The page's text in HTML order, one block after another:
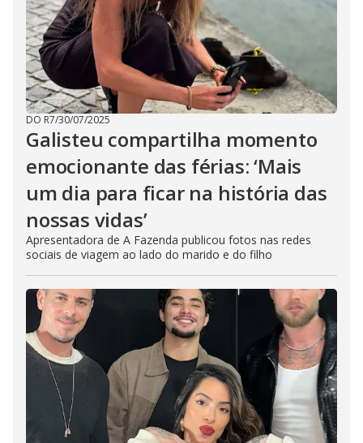
DO R7/30/07/2025
Galisteu compartilha momento
emocionante das férias: ‘Mais
um dia para ficar na história das
nossas vidas’
Apresentadora de A Fazenda publicou fotos nas redes
sociais de viagem ao lado do marido e do filho